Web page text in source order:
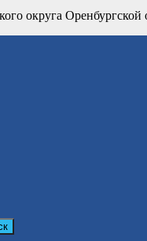
округа Оренбургской